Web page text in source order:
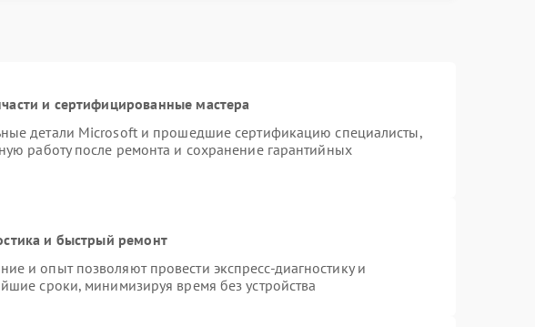
и сертифицированные мастера
детали Microsoft и прошедшие сертификацию специалисты,
работу после ремонта и сохранение гарантийных
и быстрый ремонт
и опыт позволяют провести экспресс-диагностику и
сроки, минимизируя время без устройства